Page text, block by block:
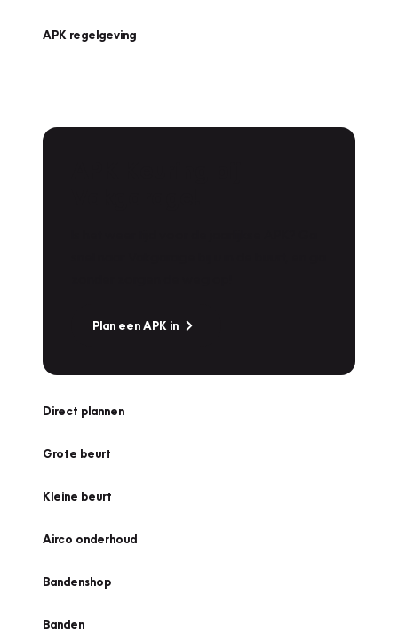
APK regelgeving
Plan een APK in
Direct plannen
Grote beurt
Kleine beurt
Airco onderhoud
Bandenshop
Banden